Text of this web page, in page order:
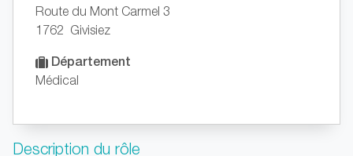
Route du Mont Carmel 3
1762 Givisiez
Département
Médical
Description du rôle